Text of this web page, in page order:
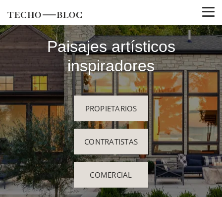
Paisajes artísticos
inspiradores
PROPIETARIOS
CONTRATISTAS
COMERCIAL